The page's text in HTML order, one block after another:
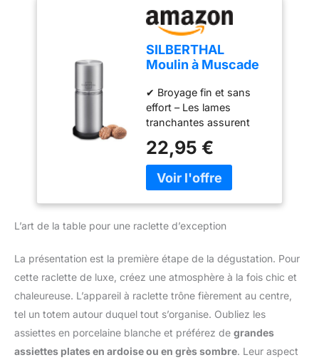
un chiffon humide
Comprend 6 coupelles
raclette avec marquage
couleur pour une
pour cuisiner ensemble
en toute convivialité
La râpe à noix de
muscade peut être
facilement suspendue
dans la cuisine grâce à
l'œillet intégré, ce qui
pratique et un accès
facile aux noix de
muscade. ✅ Durabilité
Supérieure : Fabriquée
en acier inoxydable, cette
râpe à muscade est
résistante à la rouille et
conçue pour durer,
performance longue
et Précis : La râpe à
muscade en acier
inoxydable offre des
résultats de rabotage
fins, permettant
d'extraire les saveurs les
plus subtiles des épices
SILBERTHAL
Moulin à Muscade
avec Socle
✔ Broyage fin et sans
effort – Les lames
tranchantes assurent
régulière pour révéler
tout le parfum de la
muscade fraîche. ✔
inoxydable 100 %, le
raffiné et robustesse
pour un usage durable
dans le temps. ✔ Grande
capacité de stockage –
Le réservoir intégré
permet de conserver
jusqu’à 4 noix de
22,95 €
L’art de la table pour une raclette d’exception
La présentation est la première étape de la dégustation. Pour
cette raclette de luxe, créez une atmosphère à la fois chic et
chaleureuse. L’appareil à raclette trône fièrement au centre,
tel un totem autour duquel tout s’organise. Oubliez les
assiettes en porcelaine blanche et préférez de grandes
assiettes plates en ardoise ou en grès sombre. Leur aspect